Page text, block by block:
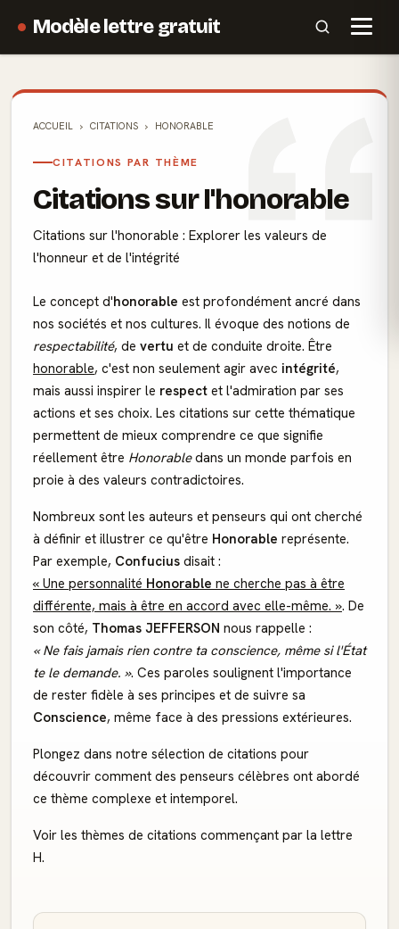
Modèle lettre gratuit
ACCUEIL CITATIONS HONORABLE
CITATIONS PAR THÈME
Citations sur l'honorable
Citations sur l'honorable : Explorer les valeurs de
l'honneur et de l'intégrité
Le concept d'honorable est profondément ancré dans
nos sociétés et nos cultures. Il évoque des notions de
respectabilité, de vertu et de conduite droite. Être
honorable, c'est non seulement agir avec intégrité,
mais aussi inspirer le respect et l'admiration par ses
actions et ses choix. Les citations sur cette thématique
permettent de mieux comprendre ce que signifie
réellement être Honorabledans un monde parfois en
proie à des valeurs contradictoires.
Nombreux sont les auteurs et penseurs qui ont cherché
à définir et illustrer ce qu'être Honorable représente.
Par exemple, Confucius disait :
« Une personnalité Honorable ne cherche pas à être
différente, mais à être en accord avec elle-même. ». De
son côté, Thomas JEFFERSON nous rappelle :
« Ne fais jamais rien contre ta conscience, même si l'État
te le demande. ». Ces paroles soulignent l'importance
de rester fidèle à ses principes et de suivre sa
Conscience, même face à des pressions extérieures.
Plongez dans notre sélection de citations pour
découvrir comment des penseurs célèbres ont abordé
ce thème complexe et intemporel.
Voir les thèmes de citations commençant par la lettre
H.